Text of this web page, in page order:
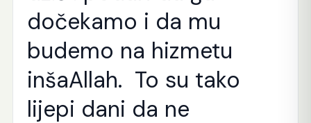
dočekamo i da mu
budemo na hizmetu
inšaAllah. To su tako
lijepi dani da ne